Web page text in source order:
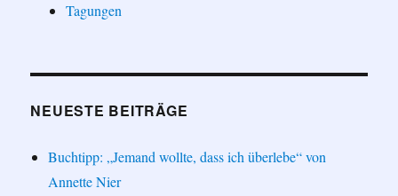
Tagungen
NEUESTE BEITRÄGE
Buchtipp: „Jemand wollte, dass ich überlebe“ von
Annette Nier